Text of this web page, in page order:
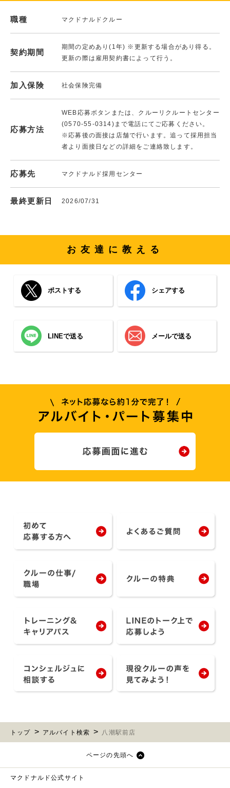
職種 マクドナルドクルー
契約期間
期間の定めあり(1年) ※更新する場合があり得る。
更新の際は雇用契約書によって行う。
加入保険 社会保険完備
応募方法
WEB応募ボタンまたは、クルーリクルートセンター
(0570-55-0314)まで電話にてご応募ください。
※応募後の面接は店舗で行います。追って採用担当
者より面接日などの詳細をご連絡致します。
応募先 マクドナルド採用センター
最終更新日 2026/07/31
お友達に教える
ポストする シェアする
LINEで送る メールで送る
トップ アルバイト検索 八潮駅前店
ページの先頭へ
マクドナルド公式サイト